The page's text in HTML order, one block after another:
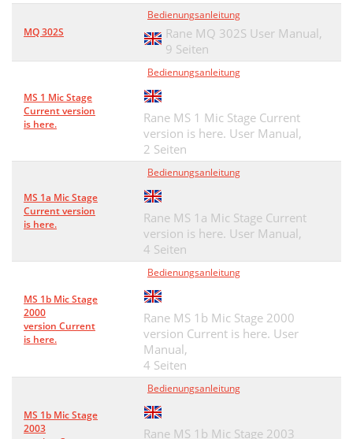
MQ 302S
Bedienungsanleitung
Rane MQ 302S User Manual,
9 Seiten
MS 1 Mic Stage
Current version
is here.
Bedienungsanleitung
Rane MS 1 Mic Stage Current
version is here. User Manual,
2 Seiten
MS 1a Mic Stage
Current version
is here.
Bedienungsanleitung
Rane MS 1a Mic Stage Current
version is here. User Manual,
4 Seiten
MS 1b Mic Stage
2000
version Current
is here.
Bedienungsanleitung
Rane MS 1b Mic Stage 2000
version Current is here. User
Manual,
4 Seiten
MS 1b Mic Stage
2003
Bedienungsanleitung
Rane MS 1b Mic Stage 2003